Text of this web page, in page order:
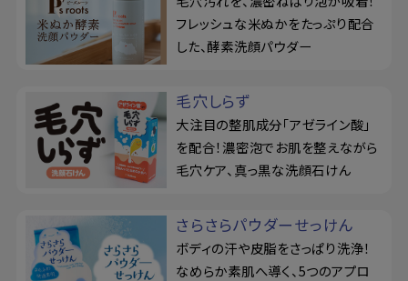
フレッシュな米ぬかをたっぷり配合
した、酵素洗顔パウダー
毛穴しらず
大注目の整肌成分「アゼライン酸」
を配合！濃密泡でお肌を整えながら
毛穴ケア、真っ黒な洗顔石けん
さらさらパウダーせっけん
ボディの汗や皮脂をさっぱり洗浄！
なめらか素肌へ導く、5つのアプロ